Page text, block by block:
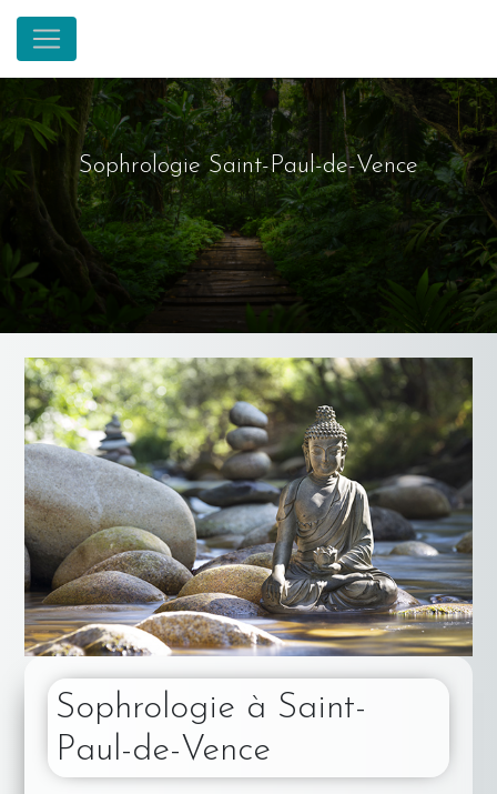
Panneau de gestion des cookies
Sophrologie Saint-Paul-de-Vence
Sophrologie à Saint-
Paul-de-Vence